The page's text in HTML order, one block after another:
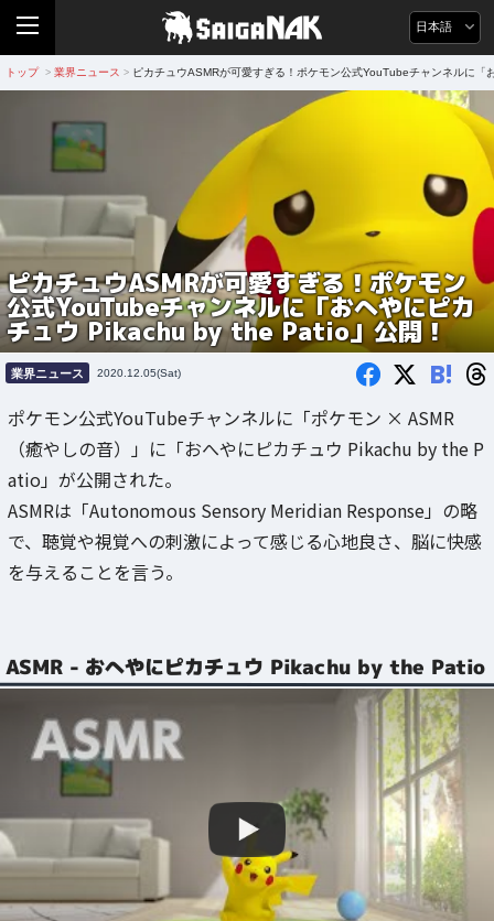
日本語
トップ > 業界ニュース > ピカチュウASMRが可愛すぎる！ポケモン公式YouTubeチャンネルに
ピカチュウASMRが可愛すぎる！ポケモン
公式YouTubeチャンネルに「おへやにピカ
チュウ Pikachu by the Patio」公開！
業界ニュース 2020.12.05(Sat) B!
ポケモン公式YouTubeチャンネルに「ポケモン × ASMR
（癒やしの音）」に「おへやにピカチュウ Pikachu by the P
atio」が公開された。
ASMRは「Autonomous Sensory Meridian Response」の略
で、聴覚や視覚への刺激によって感じる心地良さ、脳に快感
を与えることを言う。
ASMR - おへやにピカチュウ Pikachu by the Patio